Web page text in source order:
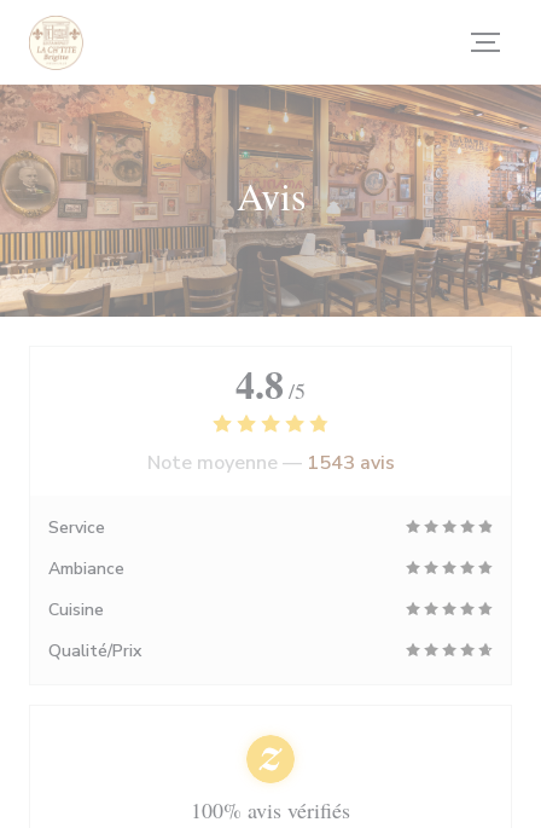
Personnalisation de vos choix en matière de cookies
Avis
4.8 /5
Note moyenne — 1543 avis
Service
Ambiance
Cuisine
Qualité/Prix
100% avis vérifiés